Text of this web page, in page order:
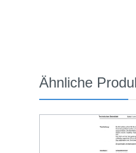
Produktgalerie
Ähnliche